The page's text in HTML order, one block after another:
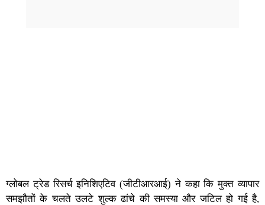
ग्लोबल ट्रेड रिसर्च इनिशिएटिव (जीटीआरआई) ने कहा कि मुक्त व्यापार
समझौतों के चलते उलटे शुल्क ढांचे की समस्या और जटिल हो गई है,